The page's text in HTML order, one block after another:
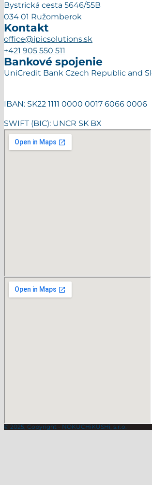
Bystrická cesta 5646/55B
034 01 Ružomberok
Kontakt
office@ipicsolutions.sk
+421 905 550 511
Bankové spojenie
UniCredit Bank Czech Republic and
IBAN: SK22 1111 0000 0017 6066 0006
SWIFT (BIC): UNCR SK BX
© 2025, Copyright - NOKUCHiKUSHi, s.r.o.